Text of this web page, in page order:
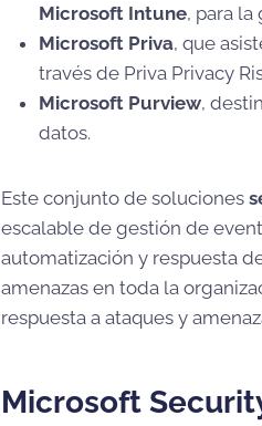
Microsoft Intune, para
Microsoft Priva, que
través de Priva Privacy
Microsoft Purview,
datos.
Este conjunto de soluciones
escalable de gestión de
automatización y respuesta
amenazas en toda la
respuesta a ataques y
Microsoft